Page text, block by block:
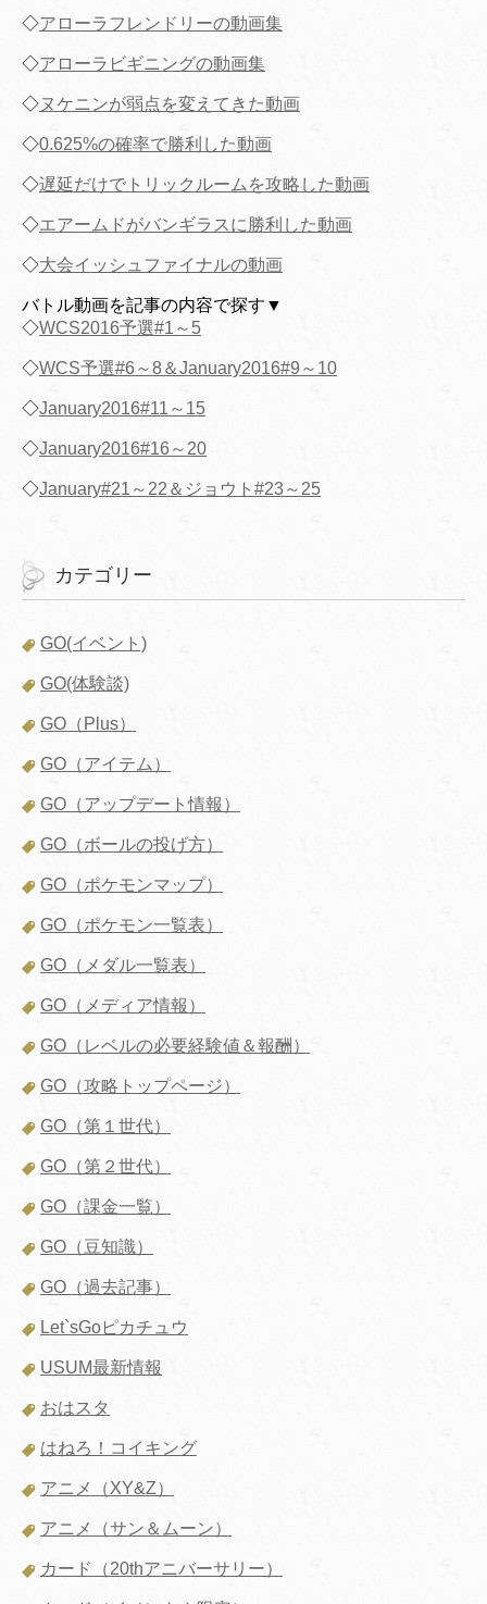
◇アローラフレンドリーの動画集
◇アローラビギニングの動画集
◇ヌケニンが弱点を変えてきた動画
◇0.625%の確率で勝利した動画
◇遅延だけでトリックルームを攻略した動画
◇エアームドがバンギラスに勝利した動画
◇大会イッシュファイナルの動画
バトル動画を記事の内容で探す▼
◇WCS2016予選#1～5
◇WCS予選#6～8＆January2016#9～10
◇January2016#11～15
◇January2016#16～20
◇January#21～22＆ジョウト#23～25
カテゴリー
GO(イベント)
GO(体験談)
GO（Plus）
GO（アイテム）
GO（アップデート情報）
GO（ボールの投げ方）
GO（ポケモンマップ）
GO（ポケモン一覧表）
GO（メダル一覧表）
GO（メディア情報）
GO（レベルの必要経験値＆報酬）
GO（攻略トップページ）
GO（第１世代）
GO（第２世代）
GO（課金一覧）
GO（豆知識）
GO（過去記事）
Let`sGoピカチュウ
USUM最新情報
おはスタ
はねろ！コイキング
アニメ（XY&Z）
アニメ（サン＆ムーン）
カード（20thアニバーサリー）